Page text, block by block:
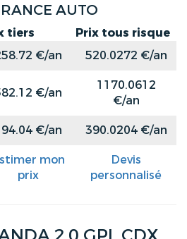
AUTO
tiers
Prix tous risque
€/an
520.0272 €/an
€/an
1170.0612
€/an
€/an 390.0204 €/an
mon
prix
Devis
personnalisé